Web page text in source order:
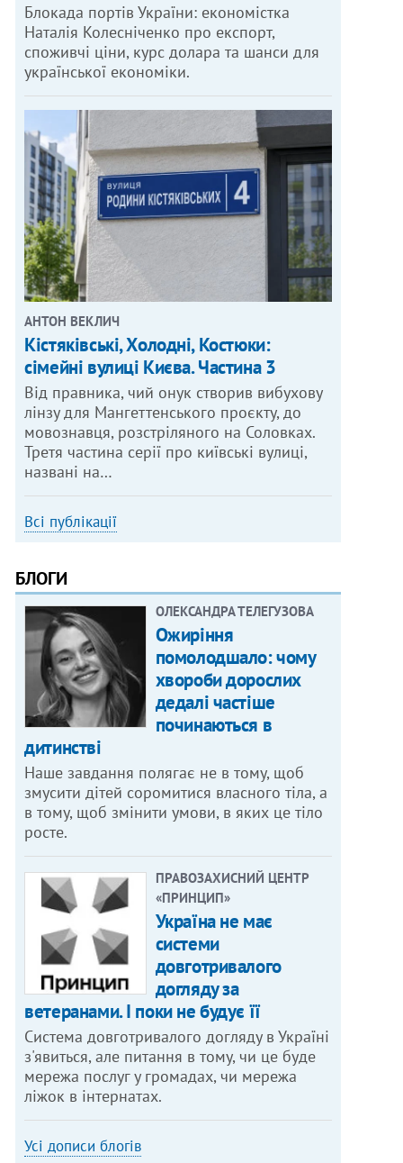
Блокада портів України: економістка
Наталія Колесніченко про експорт,
споживчі ціни, курс долара та шанси для
української економіки.
АНТОН ВЕКЛИЧ
Кістяківські, Холодні, Костюки:
сімейні вулиці Києва. Частина 3
Від правника, чий онук створив вибухову
лінзу для Мангеттенського проєкту, до
мовознавця, розстріляного на Соловках.
Третя частина серії про київські вулиці,
названі на…
Всі публікації
БЛОГИ
ОЛЕКСАНДРА ТЕЛЕГУЗОВА
Ожиріння
помолодшало: чому
хвороби дорослих
дедалі частіше
починаються в
дитинстві
Наше завдання полягає не в тому, щоб
змусити дітей соромитися власного тіла, а
в тому, щоб змінити умови, в яких це тіло
росте.
ПРАВОЗАХИСНИЙ ЦЕНТР
«ПРИНЦИП»
Україна не має
системи
довготривалого
догляду за
ветеранами. І поки не будує її
Система довготривалого догляду в Україні
з'явиться, але питання в тому, чи це буде
мережа послуг у громадах, чи мережа
ліжок в інтернатах.
Усі дописи блогів